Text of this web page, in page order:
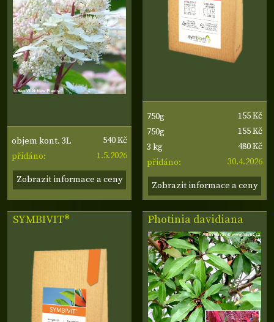
objem kont. 3L
540 Kč
přidáno:
1.5.2026
Zobrazit informace a ceny
750g
155 Kč
750g
155 Kč
3 kg
480 Kč
přidáno:
30.4.2026
Zobrazit informace a ceny
SYMBIVIT® Photinia davidiana